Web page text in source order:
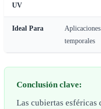
UV
Ideal Para
temporales
Conclusión clave:
Las cubiertas esféricas